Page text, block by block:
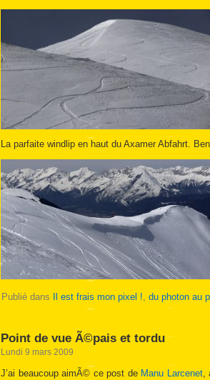
La parfaite windlip en haut du Axamer Abfahrt.
Publié dans Il est frais mon pixel !, du photon au
Point de vue Ã©pais et tordu
Lundi 9 mars 2009
J’ai beaucoup aimÃ© ce post de Manu Larcenet,